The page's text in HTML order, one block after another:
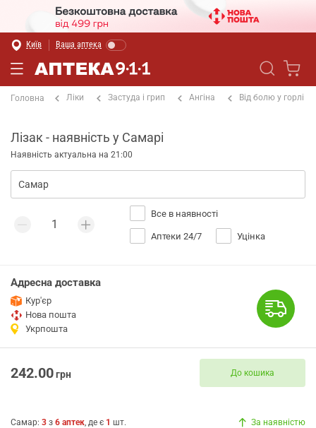
Київ Ваша аптека
Головна Ліки Застуда і грип Ангіна Від болю у горлі
Лізак - наявність у Самарі
Наявність актуальна на 21:00
Все в наявності
Аптеки 24/7 Уцінка
Адресна доставка
Кур'єр
Нова пошта
Укрпошта
242.00грн До кошика
Самар: 3 з 6 аптек, де є 1 шт. За наявністю